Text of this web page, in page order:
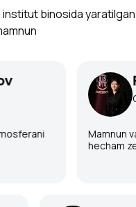
institut binosida yaratilgan
Mamnun
hecham